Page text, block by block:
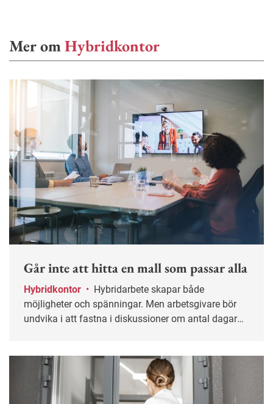
Mer omHybridkontor
Går inte att hitta en mall som passar alla
Hybridkontor •
möjligheter och spänningar. Men arbetsgivare bör
undvika i att fastna i diskussioner om antal dagar